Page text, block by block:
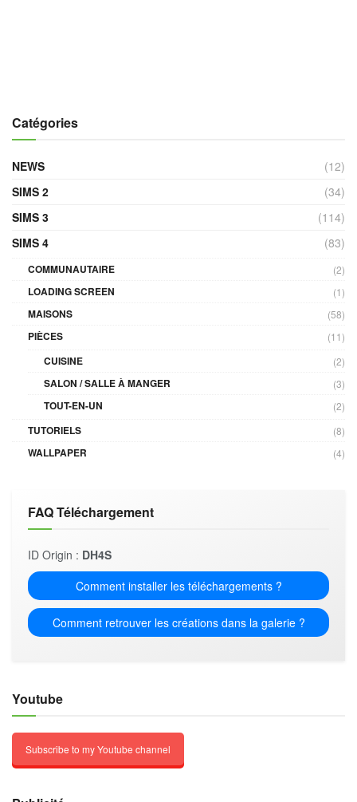
Catégories
NEWS
(12)
SIMS 2
(34)
SIMS 3
(114)
SIMS 4
(83)
COMMUNAUTAIRE (2)
LOADING SCREEN (1)
MAISONS (58)
PIÈCES (11)
CUISINE (2)
SALON / SALLE À MANGER (3)
TOUT-EN-UN (2)
TUTORIELS (8)
WALLPAPER (4)
FAQ Téléchargement
ID Origin : DH4S
Comment installer les téléchargements ?
Comment retrouver les créations dans la galerie ?
Youtube
Subscribe to my Youtube channel